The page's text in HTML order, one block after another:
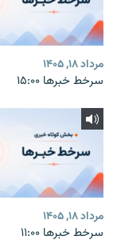
مرداد ۱۸, ۱۴۰۵
سرخط خبرها ۱۵:۰۰
مرداد ۱۸, ۱۴۰۵
سرخط خبرها ۱۱:۰۰